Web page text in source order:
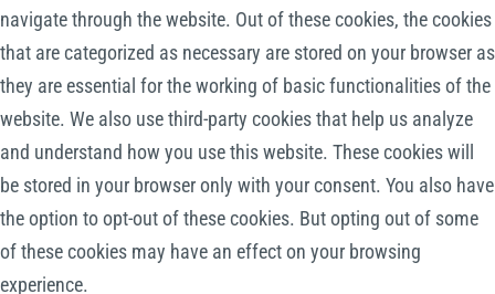
navigate through the website. Out of these cookies, the cookies
that are categorized as necessary are stored on your browser as
they are essential for the working of basic functionalities of the
website. We also use third-party cookies that help us analyze
and understand how you use this website. These cookies will
be stored in your browser only with your consent. You also have
the option to opt-out of these cookies. But opting out of some
of these cookies may have an effect on your browsing
experience.